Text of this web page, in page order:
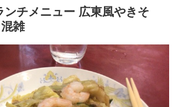
ンチメニュー 広東風やきそ
雑